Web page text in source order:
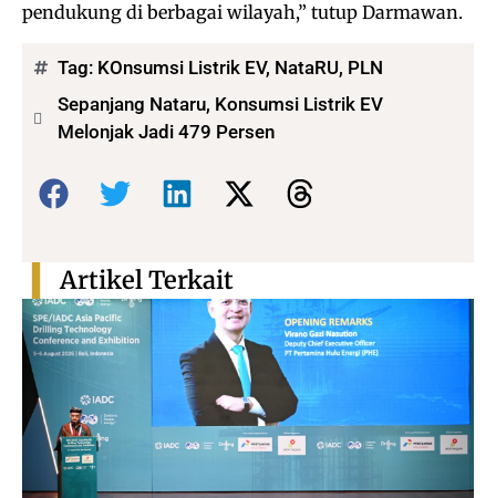
pendukung di berbagai wilayah,” tutup Darmawan.
Tag: KOnsumsi Listrik EV, NataRU, PLN
Sepanjang Nataru, Konsumsi Listrik EV
Melonjak Jadi 479 Persen
Bagikan:
Artikel Terkait